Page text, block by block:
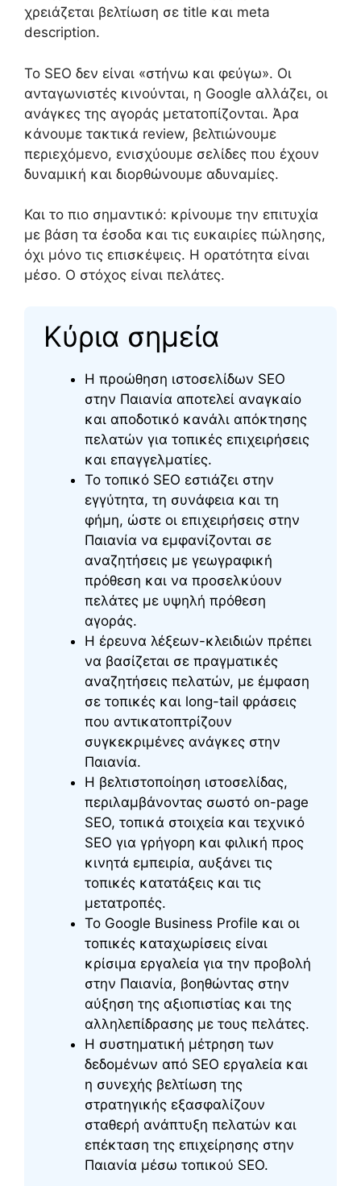
χρειάζεται βελτίωση σε title και meta
description.
Το SEO δεν είναι «στήνω και φεύγω». Οι
ανταγωνιστές κινούνται, η Google αλλάζει, οι
ανάγκες της αγοράς μετατοπίζονται. Άρα
κάνουμε τακτικά review, βελτιώνουμε
περιεχόμενο, ενισχύουμε σελίδες που έχουν
δυναμική και διορθώνουμε αδυναμίες.
Και το πιο σημαντικό: κρίνουμε την επιτυχία
με βάση τα έσοδα και τις ευκαιρίες πώλησης,
όχι μόνο τις επισκέψεις. Η ορατότητα είναι
μέσο. Ο στόχος είναι πελάτες.
Κύρια σημεία
Η προώθηση ιστοσελίδων SEO
στην Παιανία αποτελεί αναγκαίο
και αποδοτικό κανάλι απόκτησης
πελατών για τοπικές επιχειρήσεις
και επαγγελματίες.
Το τοπικό SEO εστιάζει στην
εγγύτητα, τη συνάφεια και τη
φήμη, ώστε οι επιχειρήσεις στην
Παιανία να εμφανίζονται σε
αναζητήσεις με γεωγραφική
πρόθεση και να προσελκύουν
πελάτες με υψηλή πρόθεση
αγοράς.
Η έρευνα λέξεων-κλειδιών πρέπει
να βασίζεται σε πραγματικές
αναζητήσεις πελατών, με έμφαση
σε τοπικές και long-tail φράσεις
που αντικατοπτρίζουν
συγκεκριμένες ανάγκες στην
Παιανία.
Η βελτιστοποίηση ιστοσελίδας,
περιλαμβάνοντας σωστό on-page
SEO, τοπικά στοιχεία και τεχνικό
SEO για γρήγορη και φιλική προς
κινητά εμπειρία, αυξάνει τις
τοπικές κατατάξεις και τις
μετατροπές.
Το Google Business Profile και οι
τοπικές καταχωρίσεις είναι
κρίσιμα εργαλεία για την προβολή
στην Παιανία, βοηθώντας στην
αύξηση της αξιοπιστίας και της
αλληλεπίδρασης με τους πελάτες.
Η συστηματική μέτρηση των
δεδομένων από SEO εργαλεία και
η συνεχής βελτίωση της
στρατηγικής εξασφαλίζουν
σταθερή ανάπτυξη πελατών και
επέκταση της επιχείρησης στην
Παιανία μέσω τοπικού SEO.